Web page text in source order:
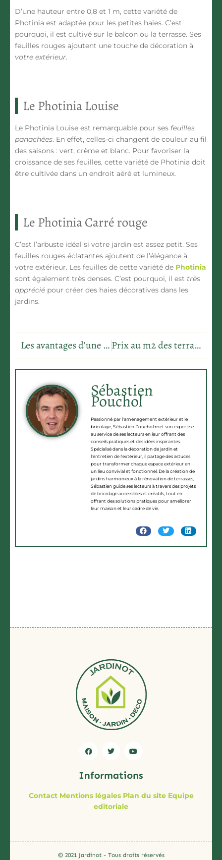
D’une hauteur entre 0,8 et 1 m, cette variété de
Photinia est adaptée pour les petites haies. C’est
pourquoi, il est cultivé sur le balcon ou la terrasse. Ses
feuilles rouges ajoutent une touche de décoration à
votre extérieur.
Le Photinia Louise
Le Photinia Louise est remarquable pour ses feuilles
panachées. En effet, celles-ci changent de couleur au fil
des saisons : vert, crème et blanc. Pour favoriser la
croissance de ses feuilles, cette variété de Photinia doit
être cultivée dans un endroit aéré et lumineux.
Le Photinia Carré rouge
C’est l’arbuste idéal si votre jardin est assez petit. Ses
feuilles rouges éclatantes ajoutent de l’élégance à
votre extérieur. Les feuilles de cette variété de Photinia
sont également très denses. C’est pourquoi, il est très
apprécié pour créer des haies décoratives dans les
jardins.
Les avantages d’une entreprise de débarras pour votre maison Prix au m2 des terrasses sur plot: ce que vous devez savoir
Sébastien
Pouchol
Passionné par l'aménagement extérieur et le
bricolage, Sébastien Pouchol met son expertise
au service de ses lecteurs en leur offrant des
conseils pratiques et des idées inspirantes.
Spécialisé dans la décoration de jardin et
l'entretien de l'extérieur, il partage des astuces
pour transformer chaque espace extérieur en
un lieu convivial et fonctionnel. De la création de
jardins harmonieux à la rénovation de terrasses,
Sébastien guide ses lecteurs à travers des projets
de bricolage accessibles et créatifs, tout en
offrant des solutions pratiques pour améliorer
leur maison et leur cadre de vie.
Informations
Contact Mentions légales Plan du site Equipe
editoriale
© 2021 Jardinot - Tous droits réservés